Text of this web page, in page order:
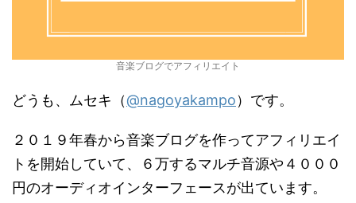
音楽ブログでアフィリエイト
どうも、ムセキ（@nagoyakampo）です。
２０１９年春から音楽ブログを作ってアフィリエイ
トを開始していて、６万するマルチ音源や４０００
円のオーディオインターフェースが出ています。